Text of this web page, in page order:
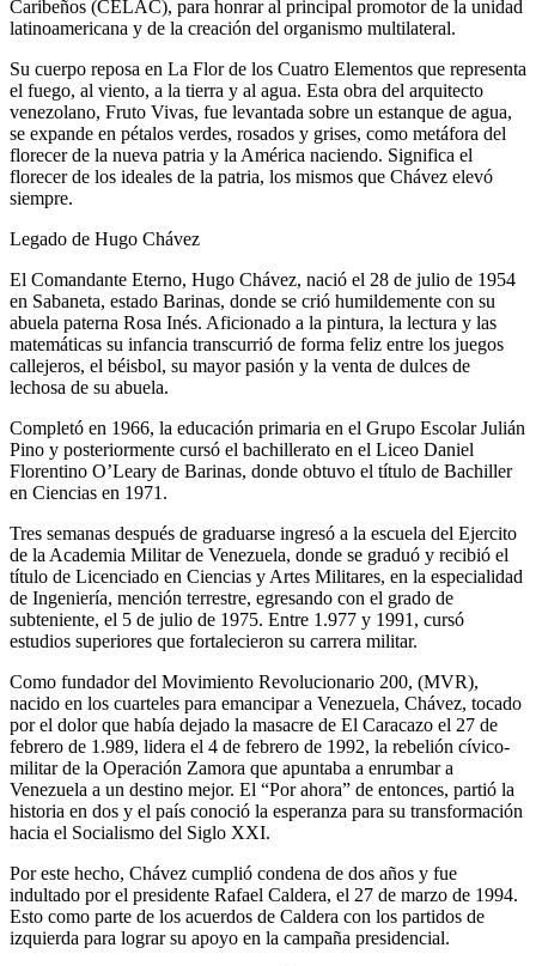
Caribeños (CELAC), para honrar al principal promotor de la unidad
latinoamericana y de la creación del organismo multilateral.
Su cuerpo reposa en La Flor de los Cuatro Elementos que representa
el fuego, al viento, a la tierra y al agua. Esta obra del arquitecto
venezolano, Fruto Vivas, fue levantada sobre un estanque de agua,
se expande en pétalos verdes, rosados y grises, como metáfora del
florecer de la nueva patria y la América naciendo. Significa el
florecer de los ideales de la patria, los mismos que Chávez elevó
siempre.
Legado de Hugo Chávez
El Comandante Eterno, Hugo Chávez, nació el 28 de julio de 1954
en Sabaneta, estado Barinas, donde se crió humildemente con su
abuela paterna Rosa Inés. Aficionado a la pintura, la lectura y las
matemáticas su infancia transcurrió de forma feliz entre los juegos
callejeros, el béisbol, su mayor pasión y la venta de dulces de
lechosa de su abuela.
Completó en 1966, la educación primaria en el Grupo Escolar Julián
Pino y posteriormente cursó el bachillerato en el Liceo Daniel
Florentino O’Leary de Barinas, donde obtuvo el título de Bachiller
en Ciencias en 1971.
Tres semanas después de graduarse ingresó a la escuela del Ejercito
de la Academia Militar de Venezuela, donde se graduó y recibió el
título de Licenciado en Ciencias y Artes Militares, en la especialidad
de Ingeniería, mención terrestre, egresando con el grado de
subteniente, el 5 de julio de 1975. Entre 1.977 y 1991, cursó
estudios superiores que fortalecieron su carrera militar.
Como fundador del Movimiento Revolucionario 200, (MVR),
nacido en los cuarteles para emancipar a Venezuela, Chávez, tocado
por el dolor que había dejado la masacre de El Caracazo el 27 de
febrero de 1.989, lidera el 4 de febrero de 1992, la rebelión cívico-
militar de la Operación Zamora que apuntaba a enrumbar a
Venezuela a un destino mejor. El “Por ahora” de entonces, partió la
historia en dos y el país conoció la esperanza para su transformación
hacia el Socialismo del Siglo XXI.
Por este hecho, Chávez cumplió condena de dos años y fue
indultado por el presidente Rafael Caldera, el 27 de marzo de 1994.
Esto como parte de los acuerdos de Caldera con los partidos de
izquierda para lograr su apoyo en la campaña presidencial.